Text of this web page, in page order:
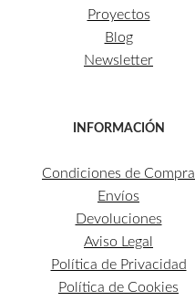
Proyectos
Blog
Newsletter
INFORMACIÓN
Condiciones de Compra
Envíos
Devoluciones
Aviso Legal
Política de Privacidad
Política de Cookies